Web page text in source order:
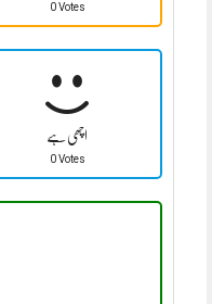
0 Votes
اچھی ہے
0 Votes